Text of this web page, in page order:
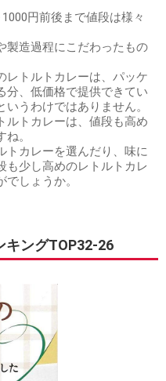
円前後まで値段は様々
製造過程にこだわったもの
レトルトカレーは、パッケ
分、低価格で提供できてい
うわけではありません。
ルトカレーは、値段も高め
。
トカレーを選んだり、味に
も少し高めのレトルトカレ
しょうか。
キングTOP32-26